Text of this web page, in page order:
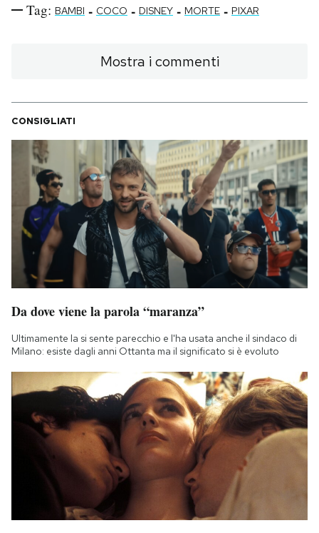
Tag: BAMBI - COCO - DISNEY - MORTE - PIXAR
Mostra i commenti
CONSIGLIATI
Da dove viene la parola “maranza”
Ultimamente la si sente parecchio e l'ha usata anche il sindaco di
Milano: esiste dagli anni Ottanta ma il significato si è evoluto